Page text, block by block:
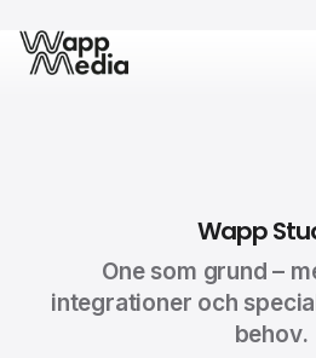
Wapp
One som grund –
integrationer och
behov.